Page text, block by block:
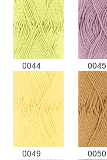
0044 0045
0049 0050